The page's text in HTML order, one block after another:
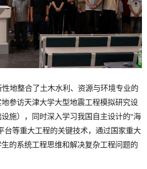
地整合了土木水利、资源与环境专业的
参访天津大学大型地震工程模拟研究设
施），同时深入学习我国自主设计的"海
台等重大工程的关键技术，通过国家重大
的系统工程思维和解决复杂工程问题的